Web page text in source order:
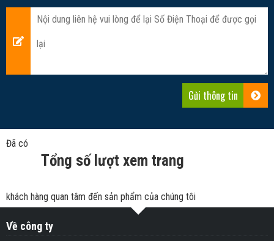
Đã có
Tổng số lượt xem trang
khách hàng quan tâm đến sản phẩm của chúng tôi
Về công ty